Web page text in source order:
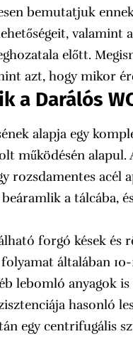
bemutatjuk
valamint
előtt.
azt, hogy mikor
a Darálós
alapja egy
működésén alapul.
rozsdamentes
a tálcába,
forgó kések
általában
lebomló anyagok
hasonló
egy centrifugális